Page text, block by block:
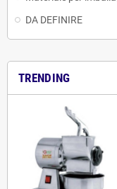
DA DEFINIRE
TRENDING